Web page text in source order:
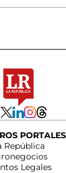
PORTALES
República
Legales